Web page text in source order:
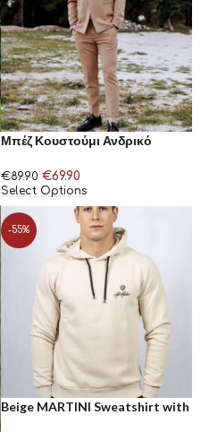
Μπέζ Κουστούμι Ανδρικό
€89.90 €69.90
Select Options
-55%
Beige MARTINI Sweatshirt with